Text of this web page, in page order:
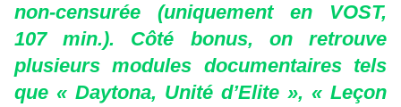
non-censurée (uniquement en VOST,
107 min.). Côté bonus, on retrouve
plusieurs modules documentaires tels
que « Daytona, Unité d’Elite », « Leçon